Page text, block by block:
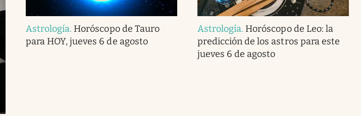
Astrología. Horóscopo de Tauro
para HOY, jueves 6 de agosto
Astrología. Horóscopo de Leo: la
predicción de los astros para este
jueves 6 de agosto